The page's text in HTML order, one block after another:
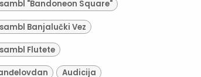
"Bandoneon Square"
Banjalučki Vez
Flutete
Audicija